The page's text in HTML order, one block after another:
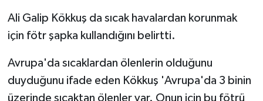
Ali Galip Kökkuş da sıcak havalardan korunmak
için fötr şapka kullandığını belirtti.
Avrupa'da sıcaklardan ölenlerin olduğunu
duyduğunu ifade eden Kökkuş 'Avrupa'da 3 binin
üzerinde sıcaktan ölenler var. Onun için bu fötrü